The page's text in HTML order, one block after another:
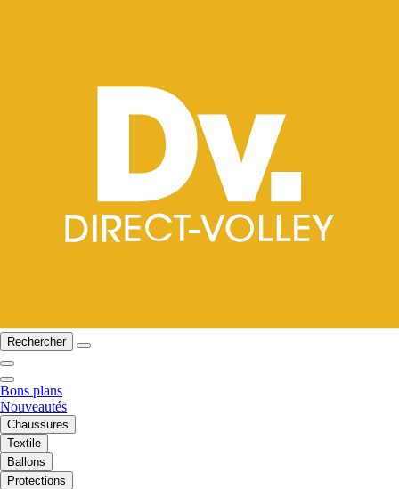
Rechercher
Bons plans
Nouveautés
Chaussures
Textile
Ballons
Protections